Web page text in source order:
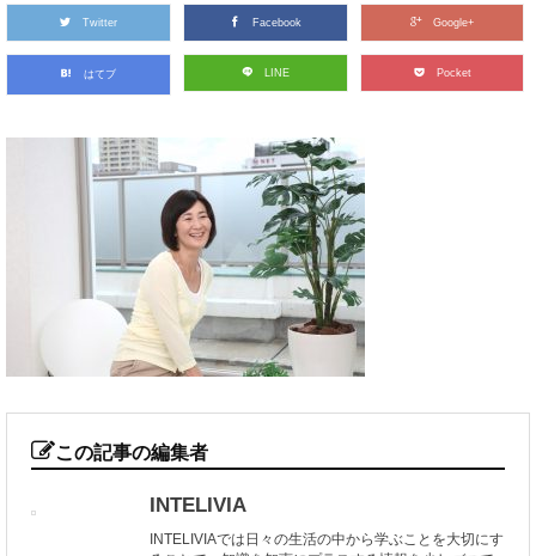
Twitter Facebook Google+
はてブ LINE Pocket
この記事の編集者
INTELIVIA
INTELIVIAでは日々の生活の中から学ぶことを大切にす